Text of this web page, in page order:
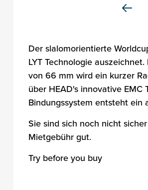
Der slalomorientierte
LYT Technologie
von 66 mm wird ein kurzer
über HEAD's innovative
Bindungssystem entsteht ein
Sie sind sich noch nicht
Mietgebühr gut.
Try before you buy